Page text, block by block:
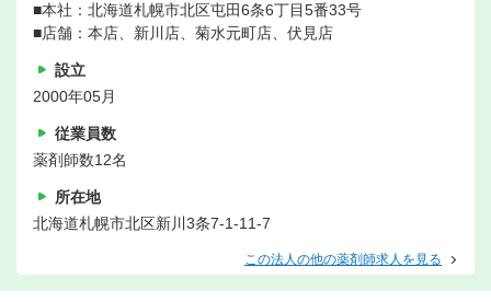
■本社：北海道札幌市北区屯田6条6丁目5番33号
■店舗：本店、新川店、菊水元町店、伏見店
設立
2000年05月
従業員数
薬剤師数12名
所在地
北海道札幌市北区新川3条7-1-11-7
この法人の他の薬剤師求人を見る